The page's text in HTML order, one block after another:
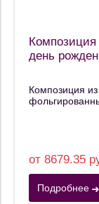
день
Композиция
от 8679.35
Подробнее